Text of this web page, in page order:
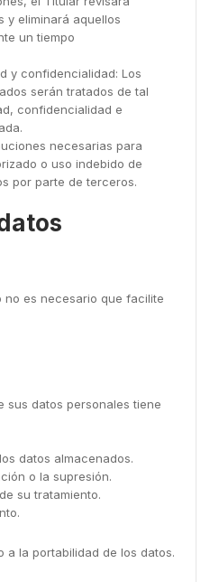
y eliminará aquellos
un tiempo
y confidencialidad: Los
serán tratados de tal
confidencialidad e
necesarias para
o uso indebido de
por parte de terceros.
no es necesario que facilite
sus datos personales tiene
datos almacenados.
o la supresión.
su tratamiento.
a la portabilidad de los datos.